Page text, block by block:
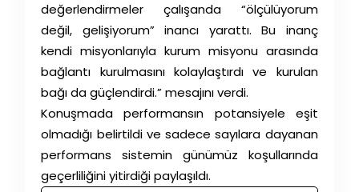
değerlendirmeler çalışanda “ölçülüyorum
değil, gelişiyorum” inancı yarattı. Bu inanç
kendi misyonlarıyla kurum misyonu arasında
bağlantı kurulmasını kolaylaştırdı ve kurulan
bağı da güçlendirdi.” mesajını verdi.
Konuşmada performansın potansiyele eşit
olmadığı belirtildi ve sadece sayılara dayanan
performans sistemin günümüz koşullarında
geçerliliğini yitirdiği paylaşıldı.